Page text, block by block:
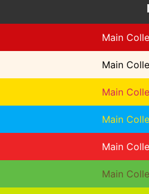
Main
Main
Main
Main
Main
Main